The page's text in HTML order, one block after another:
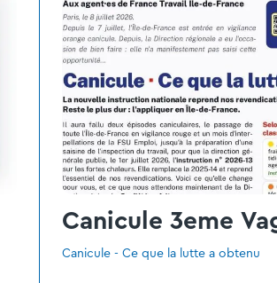
Canicule 3eme
Canicule - Ce que la lutte a obtenu